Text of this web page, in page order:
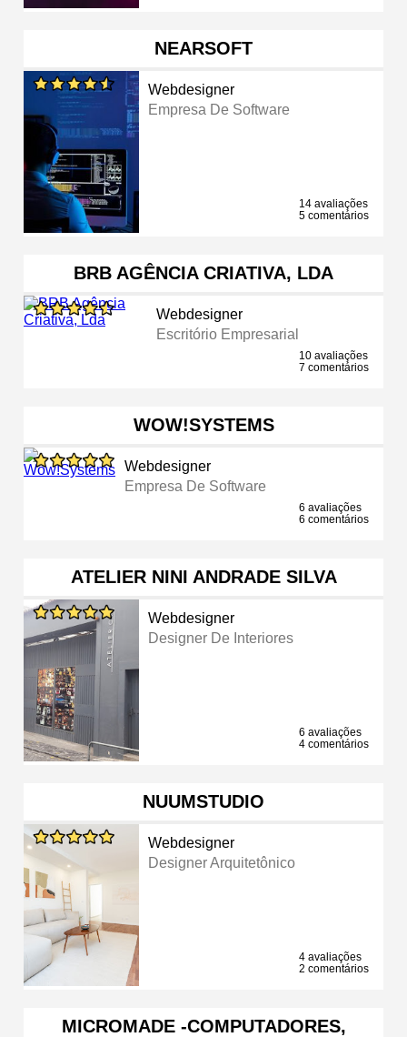
NEARSOFT
Webdesigner
Empresa De Software
14 avaliações
5 comentários
BRB AGÊNCIA CRIATIVA, LDA
Webdesigner
Escritório Empresarial
10 avaliações
7 comentários
WOW!SYSTEMS
Webdesigner
Empresa De Software
6 avaliações
6 comentários
ATELIER NINI ANDRADE SILVA
Webdesigner
Designer De Interiores
6 avaliações
4 comentários
NUUMSTUDIO
Webdesigner
Designer Arquitetônico
4 avaliações
2 comentários
MICROMADE -COMPUTADORES,